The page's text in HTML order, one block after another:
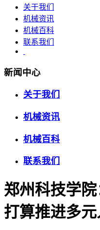
关于我们
机械资讯
机械百科
联系我们
新闻中心
关于我们
机械资讯
机械百科
联系我们
郑州科技学
打算推进多